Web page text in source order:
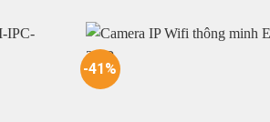
-41%